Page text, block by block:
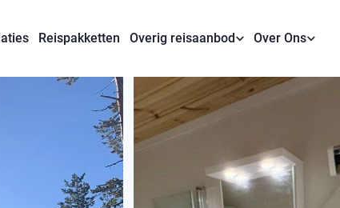
Reispakketten Overig reisaanbod Over Ons